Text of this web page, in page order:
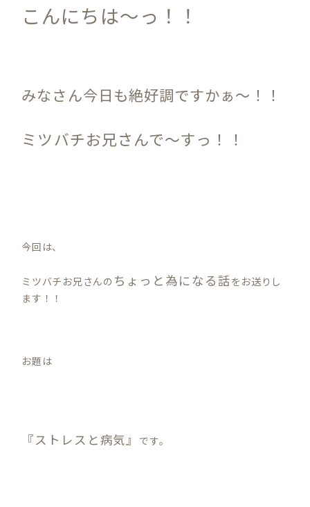
こんにちは～っ！！
みなさん今日も絶好調ですかぁ～！！
ミツバチお兄さんで～すっ！！
今回は、
ミツバチお兄さんの ちょっと為になる話をお送りし
ます！！
お題は
『ストレスと病気』 です。